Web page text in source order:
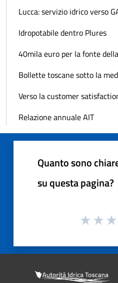
Lucca: servizio idrico verso
Idropotabile dentro Plures
40mila euro per la fonte
Bollette toscane sotto la
Verso la customer
Relazione annuale AIT
Quanto sono
su questa pagina?